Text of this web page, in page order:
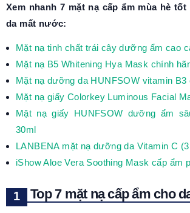
Xem nhanh 7 mặt nạ cấp ẩm mùa hè
da mất nước:
Mặt nạ tinh chất trái cây dưỡng ẩm cao
Mặt nạ B5 Whitening Hya Mask chính
Mặt nạ dưỡng da HUNFSOW vitamin B3
Mặt nạ giấy Colorkey Luminous Facial
Mặt nạ giấy HUNFSOW dưỡng ẩm
30ml
LANBENA mặt nạ dưỡng da Vitamin C
iShow Aloe Vera Soothing Mask cấp ẩm
Top 7 mặt nạ cấp ẩm cho